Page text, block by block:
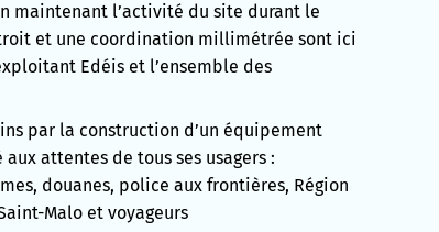
maintenant l’activité du site durant le
et une coordination millimétrée sont ici
Edéis et l’ensemble des
par la construction d’un équipement
attentes de tous ses usagers :
douanes, police aux frontières, Région
Malo et voyageurs